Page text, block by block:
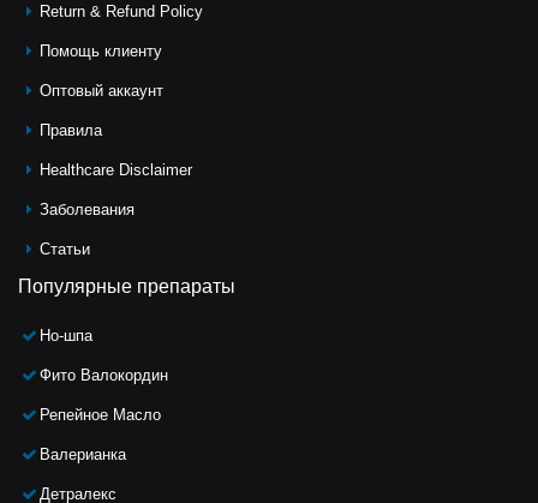
Return & Refund Policy
Помощь клиeнту
Оптовый аккаунт
Правила
Healthcare Disclaimer
Заболевания
Статьи
Популярные препараты
Но-шпа
Фито Валокордин
Репейное Масло
Валерианка
Детралекс